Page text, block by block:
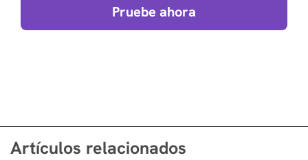
Pruebe ahora
Artículos relacionados